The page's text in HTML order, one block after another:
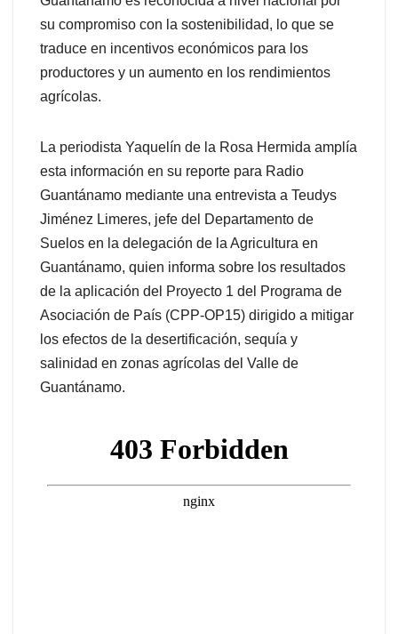
su compromiso con la sostenibilidad, lo que se
traduce en incentivos económicos para los
productores y un aumento en los rendimientos
agrícolas.
La periodista Yaquelín de la Rosa Hermida amplía
esta información en su reporte para Radio
Guantánamo mediante una entrevista a Teudys
Jiménez Limeres, jefe del Departamento de
Suelos en la delegación de la Agricultura en
Guantánamo, quien informa sobre los resultados
de la aplicación del Proyecto 1 del Programa de
Asociación de País (CPP-OP15) dirigido a mitigar
los efectos de la desertificación, sequía y
salinidad en zonas agrícolas del Valle de
Guantánamo.